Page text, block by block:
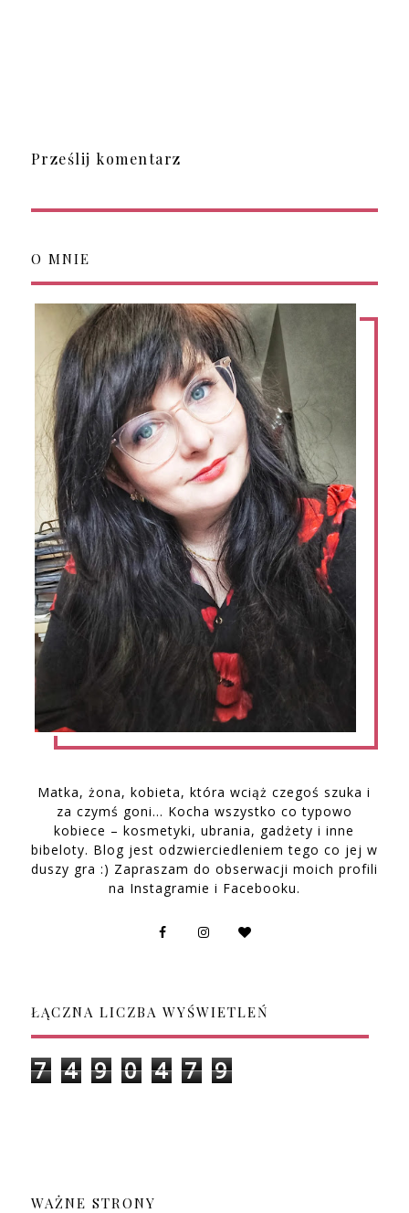
Prześlij komentarz
O MNIE
Matka, żona, kobieta, która wciąż czegoś szuka i
za czymś goni… Kocha wszystko co typowo
kobiece – kosmetyki, ubrania, gadżety i inne
bibeloty. Blog jest odzwierciedleniem tego co jej w
duszy gra :) Zapraszam do obserwacji moich profili
na Instagramie i Facebooku.
ŁĄCZNA LICZBA WYŚWIETLEŃ
7 4 9 0 4 7 9
WAŻNE STRONY